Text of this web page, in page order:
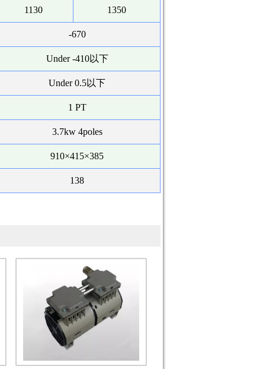
1130 1350
-670
Under -410以下
Under 0.5以下
1 PT
3.7kw 4poles
910×415×385
138